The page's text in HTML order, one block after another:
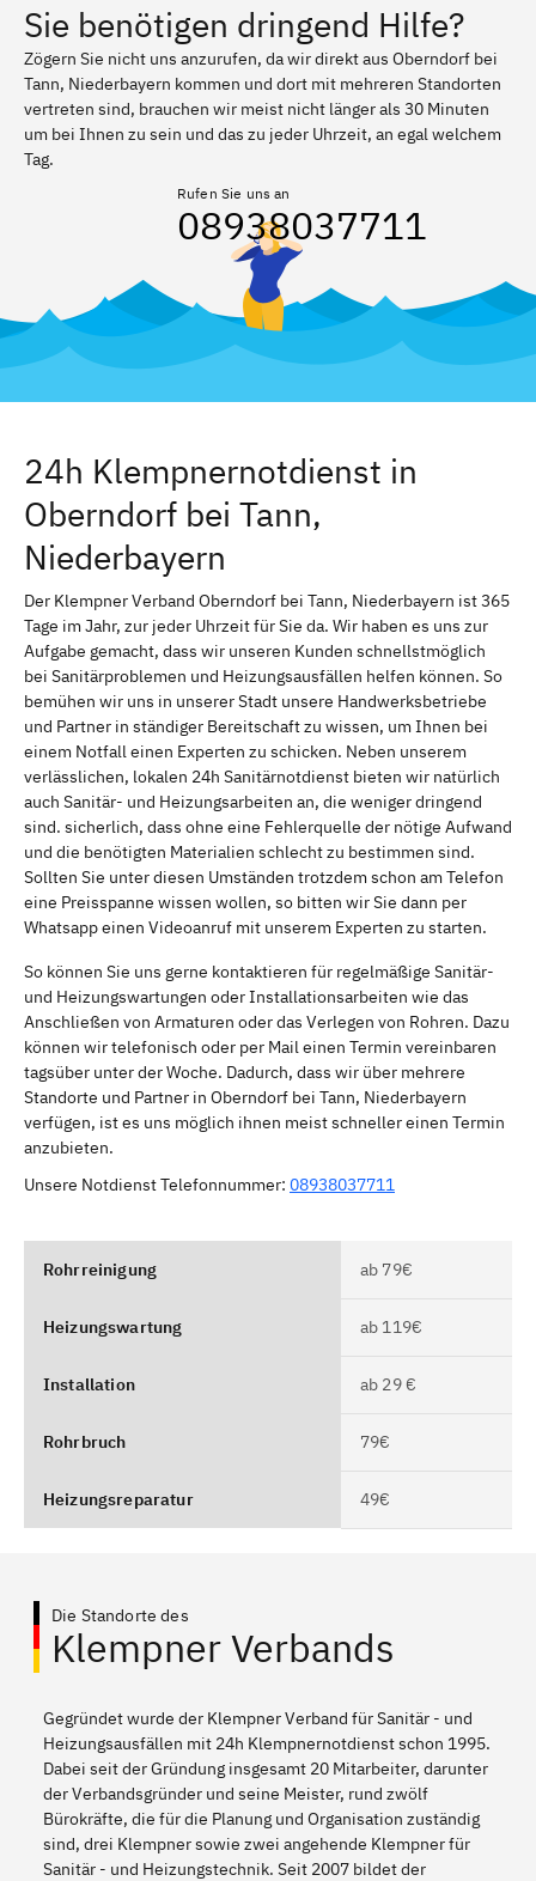
Sie benötigen dringend Hilfe?
Zögern Sie nicht uns anzurufen, da wir direkt aus Oberndorf bei
Tann, Niederbayern kommen und dort mit mehreren Standorten
vertreten sind, brauchen wir meist nicht länger als 30 Minuten
um bei Ihnen zu sein und das zu jeder Uhrzeit, an egal welchem
Tag.
Rufen Sie uns an
08938037711
24h Klempnernotdienst in
Oberndorf bei Tann,
Niederbayern
Der Klempner Verband Oberndorf bei Tann, Niederbayern ist 365
Tage im Jahr, zur jeder Uhrzeit für Sie da. Wir haben es uns zur
Aufgabe gemacht, dass wir unseren Kunden schnellstmöglich
bei Sanitärproblemen und Heizungsausfällen helfen können. So
bemühen wir uns in unserer Stadt unsere Handwerksbetriebe
und Partner in ständiger Bereitschaft zu wissen, um Ihnen bei
einem Notfall einen Experten zu schicken. Neben unserem
verlässlichen, lokalen 24h Sanitärnotdienst bieten wir natürlich
auch Sanitär- und Heizungsarbeiten an, die weniger dringend
sind. sicherlich, dass ohne eine Fehlerquelle der nötige Aufwand
und die benötigten Materialien schlecht zu bestimmen sind.
Sollten Sie unter diesen Umständen trotzdem schon am Telefon
eine Preisspanne wissen wollen, so bitten wir Sie dann per
Whatsapp einen Videoanruf mit unserem Experten zu starten.
So können Sie uns gerne kontaktieren für regelmäßige Sanitär-
und Heizungswartungen oder Installationsarbeiten wie das
Anschließen von Armaturen oder das Verlegen von Rohren. Dazu
können wir telefonisch oder per Mail einen Termin vereinbaren
tagsüber unter der Woche. Dadurch, dass wir über mehrere
Standorte und Partner in Oberndorf bei Tann, Niederbayern
verfügen, ist es uns möglich ihnen meist schneller einen Termin
anzubieten.
Unsere Notdienst Telefonnummer: 08938037711
Rohrreinigung ab 79€
Heizungswartung ab 119€
Installation ab 29 €
Rohrbruch 79€
Heizungsreparatur 49€
Die Standorte des
Klempner Verbands
Gegründet wurde der Klempner Verband für Sanitär - und
Heizungsausfällen mit 24h Klempnernotdienst schon 1995.
Dabei seit der Gründung insgesamt 20 Mitarbeiter, darunter
der Verbandsgründer und seine Meister, rund zwölf
Bürokräfte, die für die Planung und Organisation zuständig
sind, drei Klempner sowie zwei angehende Klempner für
Sanitär - und Heizungstechnik. Seit 2007 bildet der